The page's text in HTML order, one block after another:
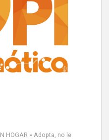
HOGAR » Adopta, no le